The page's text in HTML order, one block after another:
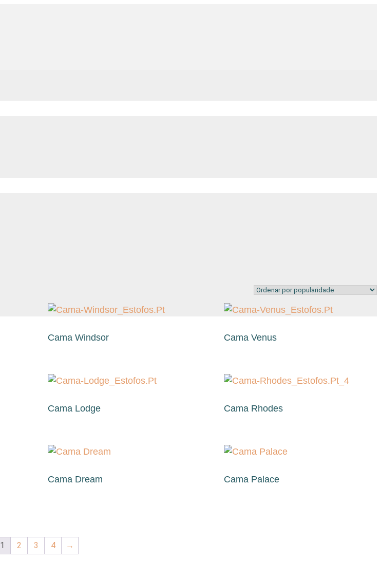
Cama Windsor Cama Venus
Cama Lodge Cama Rhodes
Cama Dream Cama Palace
1 2 3 4 →